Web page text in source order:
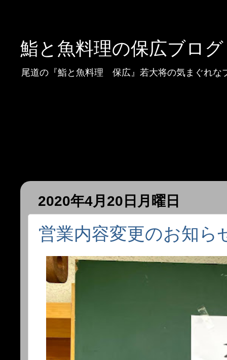
鮨と魚料理の保広ブログ
尾道の『鮨と魚料理 保広』若大将の気まぐれな
2020年4月20日月曜日
営業内容変更のお知ら